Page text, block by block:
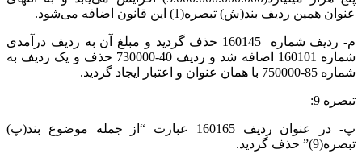
عنوان همین ردیف بند(ش) تبصره(1) این قانون اضافه می‌شود.
م- ردیف شماره 160145 حذف گردید و مبلغ آن به ردیف درآمدی
شماره 160101 اضافه شد و ردیف 40-730000 حذف و یک ردیف به
شماره 85-750000 با همان عنوان و اعتبار ایجاد گردید.
تبصره 9:
پ- در عنوان ردیف 160165 عبارت “از جمله موضوع بند(پ)
تبصره(9)” حذف گردید.